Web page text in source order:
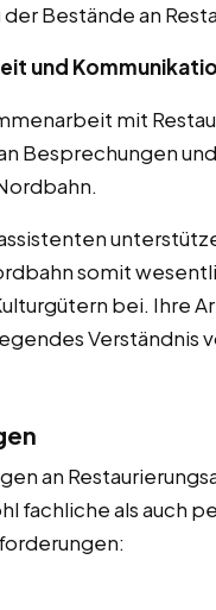
Bestände an
und
mit
Besprechungen
somit
bei. Ihre
Verständnis
an
fachliche als auch